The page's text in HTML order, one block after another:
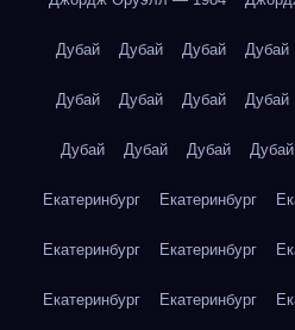
Дубай Дубай Дубай Дубай
Дубай Дубай Дубай Дубай
Дубай Дубай Дубай Дубай
Екатеринбург Екатеринбург
Екатеринбург Екатеринбург
Екатеринбург Екатеринбург